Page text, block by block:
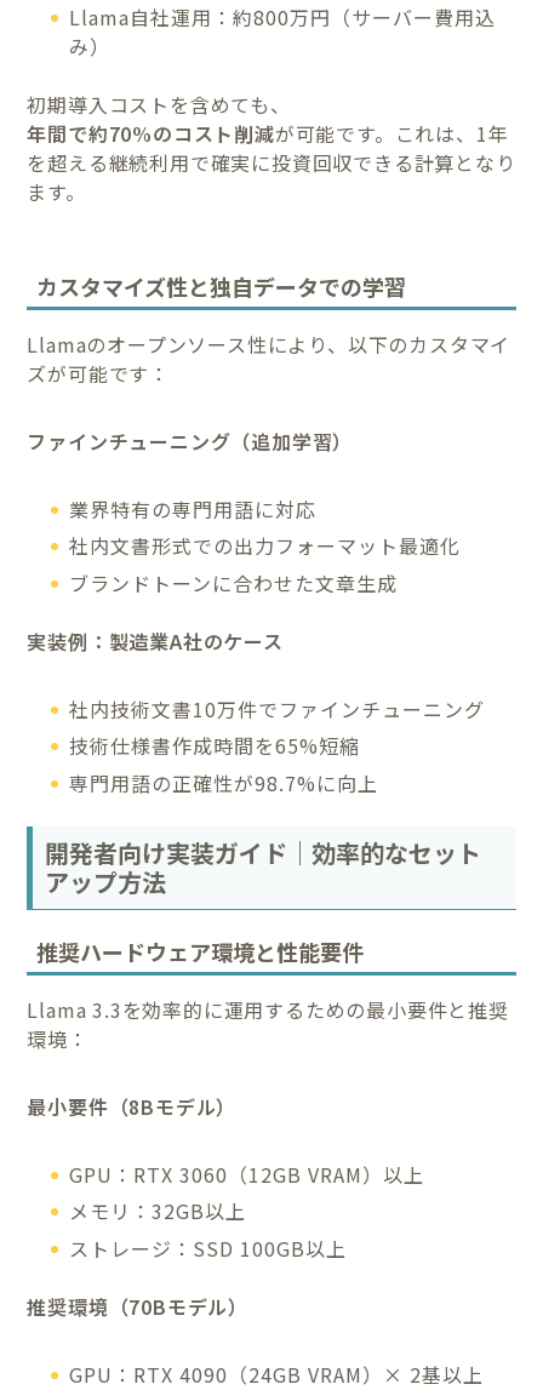
Llama自社運用：約800万円（サーバー費用込
み）
初期導入コストを含めても、
年間で約70%のコスト削減が可能です。これは、1年
を超える継続利用で確実に投資回収できる計算となり
ます。
カスタマイズ性と独自データでの学習
Llamaのオープンソース性により、以下のカスタマイ
ズが可能です：
ファインチューニング（追加学習）
業界特有の専門用語に対応
社内文書形式での出力フォーマット最適化
ブランドトーンに合わせた文章生成
実装例：製造業A社のケース
社内技術文書10万件でファインチューニング
技術仕様書作成時間を65%短縮
専門用語の正確性が98.7%に向上
開発者向け実装ガイド｜効率的なセット
アップ方法
推奨ハードウェア環境と性能要件
Llama 3.3を効率的に運用するための最小要件と推奨
環境：
最小要件（8Bモデル）
GPU：RTX 3060（12GB VRAM）以上
メモリ：32GB以上
ストレージ：SSD 100GB以上
推奨環境（70Bモデル）
GPU：RTX 4090（24GB VRAM）× 2基以上